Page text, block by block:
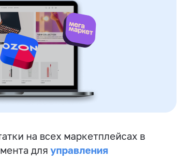
на всех маркетплейсах в
для управления